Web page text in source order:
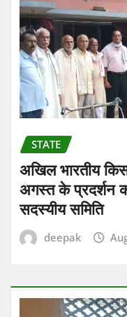
STATE
अखिल भारतीय
अगस्त के प्रदर्शन
सदस्यीय समिति
deepak